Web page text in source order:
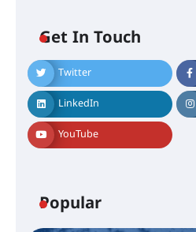
Get In Touch
Twitter
LinkedIn
YouTube
Popular
എം.ജി.
ഇംഗ്ളീഷ്
ഡോക്ടറേറ്റ്